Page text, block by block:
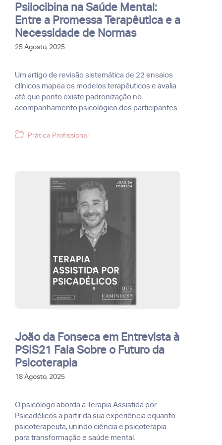
Psilocibina na Saúde Mental:
Entre a Promessa Terapêutica e a
Necessidade de Normas
25 Agosto, 2025
Um artigo de revisão sistemática de 22 ensaios
clínicos mapea os modelos terapêuticos e avalia
até que ponto existe padronização no
acompanhamento psicológico dos participantes.
Categorias
Prática Profissional
João da Fonseca em Entrevista à
PSIS21 Fala Sobre o Futuro da
Psicoterapia
18 Agosto, 2025
O psicólogo aborda a Terapia Assistida por
Psicadélicos a partir da sua experiência equanto
psicoterapeuta, unindo ciência e psicoterapia
para transformação e saúde mental.